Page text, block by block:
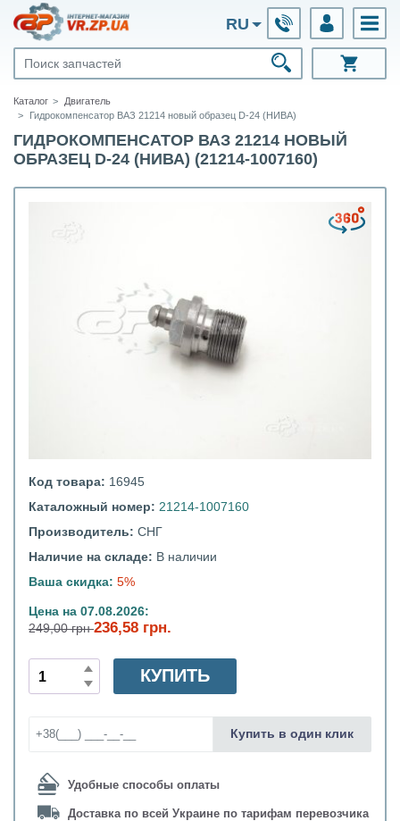
RU
Каталог
Двигатель
Гидрокомпенсатор ВАЗ 21214 новый образец D-24 (НИВА)
ГИДРОКОМПЕНСАТОР ВАЗ 21214 НОВЫЙ
ОБРАЗЕЦ D-24 (НИВА) (21214-1007160)
Код товара: 16945
Каталожный номер: 21214-1007160
Производитель: СНГ
Наличие на складе: В наличии
Ваша скидка: 5%
Цена на 07.08.2026:
249,00 грн236,58 грн.
Удобные способы оплаты
Доставка по всей Украине по тарифам перевозчика
КУПИТЬ
Купить в один клик